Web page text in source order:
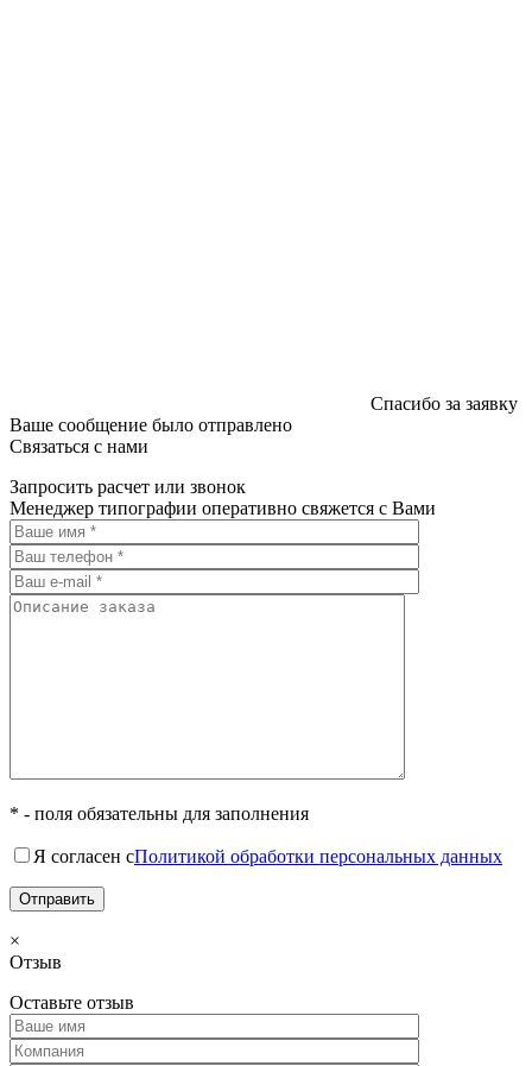
Спасибо за заявку
Ваше сообщение было отправлено
Связаться с нами
Запросить расчет или звонок
Менеджер типографии оперативно свяжется с Вами
* - поля обязательны для заполнения
Я согласен сПолитикой обработки персональных данных
×
Отзыв
Оставьте отзыв